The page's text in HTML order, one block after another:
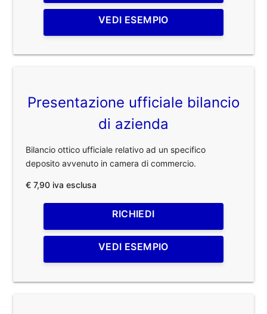
VEDI ESEMPIO
Presentazione ufficiale bilancio
di azienda
Bilancio ottico ufficiale relativo ad un specifico
deposito avvenuto in camera di commercio.
€ 7,90 iva esclusa
RICHIEDI
VEDI ESEMPIO